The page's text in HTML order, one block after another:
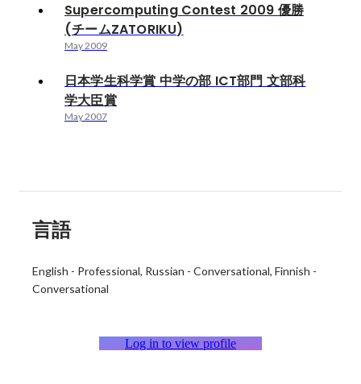
Supercomputing Contest 2009 優勝
(チームZATORIKU)
May 2009
日本学生科学賞 中学の部 ICT部門 文部科
学大臣賞
May 2007
言語
English - Professional Russian - Conversational Finnish -
Conversational
Log in to view profile